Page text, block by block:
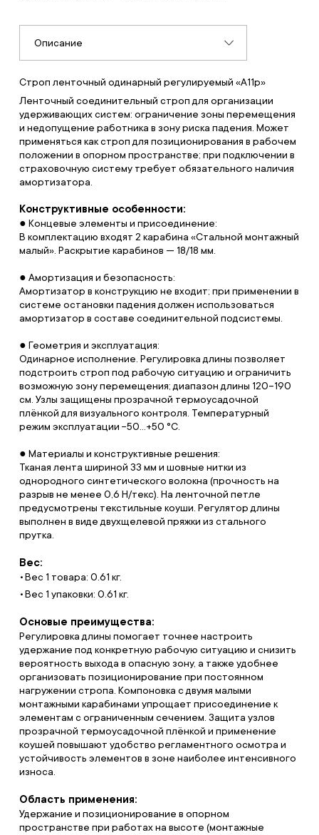
Описание
Строп ленточный одинарный регулируемый «А11р»
Ленточный соединительный строп для организации
удерживающих систем: ограничение зоны перемещения
и недопущение работника в зону риска падения. Может
применяться как строп для позиционирования в рабочем
положении в опорном пространстве; при подключении в
страховочную систему требует обязательного наличия
амортизатора.
Конструктивные особенности:
● Концевые элементы и присоединение:
В комплектацию входят 2 карабина «Стальной монтажный
малый». Раскрытие карабинов — 18/18 мм.
● Амортизация и безопасность:
Амортизатор в конструкцию не входит; при применении в
системе остановки падения должен использоваться
амортизатор в составе соединительной подсистемы.
● Геометрия и эксплуатация:
Одинарное исполнение. Регулировка длины позволяет
подстроить строп под рабочую ситуацию и ограничить
возможную зону перемещения; диапазон длины 120–190
см. Узлы защищены прозрачной термоусадочной
плёнкой для визуального контроля. Температурный
режим эксплуатации −50…+50 °C.
● Материалы и конструктивные решения:
Тканая лента шириной 33 мм и шовные нитки из
однородного синтетического волокна (прочность на
разрыв не менее 0,6 Н/текс). На ленточной петле
предусмотрены текстильные коуши. Регулятор длины
выполнен в виде двухщелевой пряжки из стального
прутка.
Вес:
Вес 1 товара: 0.61 кг.
Вес 1 упаковки: 0.61 кг.
Основые преимущества:
Регулировка длины помогает точнее настроить
удержание под конкретную рабочую ситуацию и снизить
вероятность выхода в опасную зону, а также удобнее
организовать позиционирование при постоянном
нагружении стропа. Компоновка с двумя малыми
монтажными карабинами упрощает присоединение к
элементам с ограниченным сечением. Защита узлов
прозрачной термоусадочной плёнкой и применение
коушей повышают удобство регламентного осмотра и
устойчивость элементов в зоне наиболее интенсивного
износа.
Область применения:
Удержание и позиционирование в опорном
пространстве при работах на высоте (монтажные